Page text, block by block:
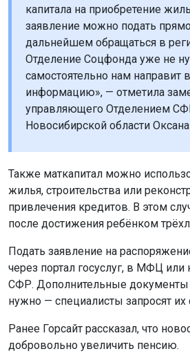
капитала на приобретение
заявление можно подать
дальнейшем обращаться в
Отделение Соцфонда уже не
самостоятельно нам
информацию», — отметила
управляющего Отделением
Новосибирской области
Также маткапитал можно
жилья, строительства или
привлечения кредитов. В этом
после достижения ребёнком
Подать заявление на
через портал госуслуг, в МФЦ или
СФР. Дополнительные документы
нужно — специалисты запросят их
Ранее Горсайт рассказал, что
добровольно увеличить пенсию.